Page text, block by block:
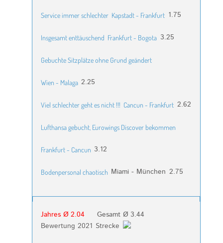
Service immer schlechter Kapstadt - Frankfurt 1.75
Insgesamt enttäuschend Frankfurt - Bogota 3.25
Gebuchte Sitzplätze ohne Grund geändert
Wien - Malaga 2.25
Viel schlechter geht es nicht !!! Cancun - Frankfurt 2.62
Lufthansa gebucht, Eurowings Discover bekommen
Frankfurt - Cancun 3.12
Bodenpersonal chaotisch Miami - München 2.75
Jahres Ø 2.04
Gesamt Ø 3.44
Bewertung 2021 Strecke